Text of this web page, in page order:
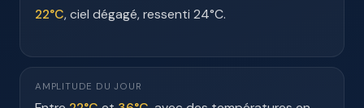
22°C, ciel dégagé, ressenti 24°C.
AMPLITUDE DU JOUR